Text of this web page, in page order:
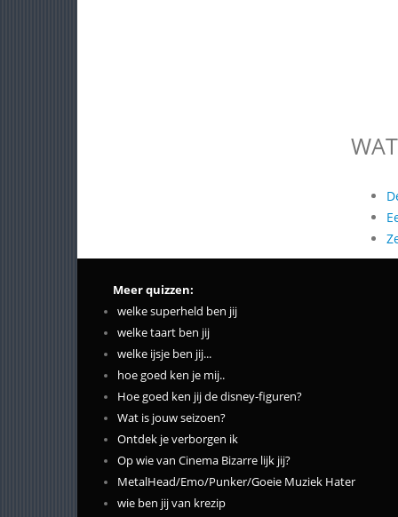
Meer quizzen:
welke superheld ben jij
welke taart ben jij
welke ijsje ben jij...
hoe goed ken je mij..
Hoe goed ken jij de disney-figuren?
Wat is jouw seizoen?
Ontdek je verborgen ik
Op wie van Cinema Bizarre lijk jij?
MetalHead/Emo/Punker/Goeie Muziek Hater
wie ben jij van krezip